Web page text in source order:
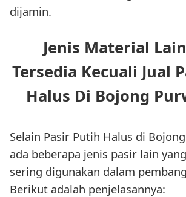
dijamin.
Jenis Material
Tersedia Kecuali Jual
Halus Di Bojong
Selain Pasir Putih Halus di
ada beberapa jenis pasir lain
sering digunakan dalam
Berikut adalah penjelasannya: